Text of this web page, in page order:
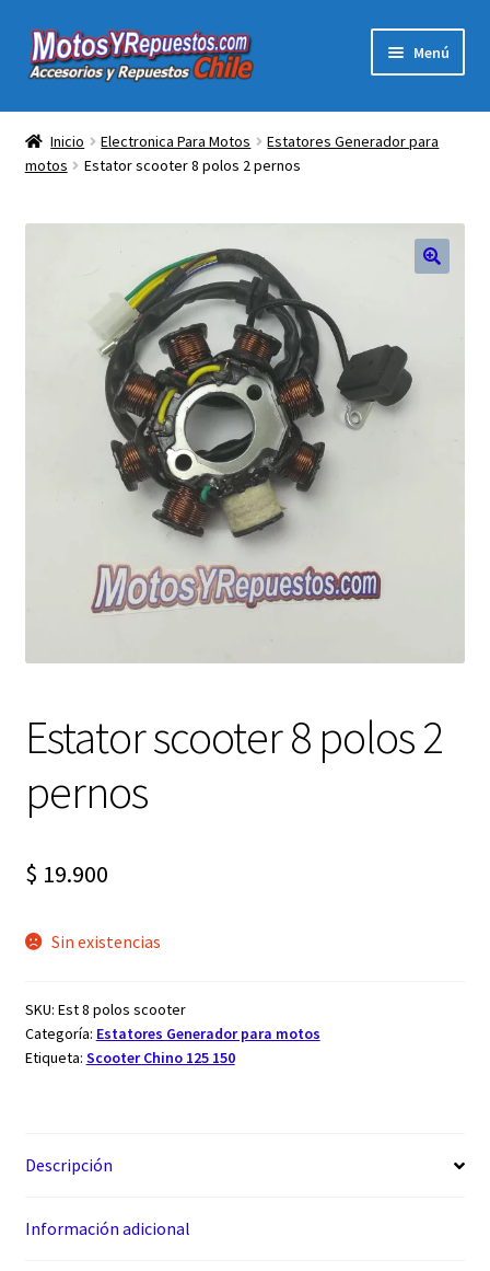
Ir
a
Ir
al
Menú
Acc y Rep Motocross Enduro
Electronica Para Motos
Repuestos Para Motos
Filtros para Motos
Herramientas Para Taller
Ropa para Motociclistas
Tienda Física Motosyrepuestos
FAQ Preguntas Frecuentes
Inicio Electronica Para Motos
Estatores Generador para
motos
Estator scooter 8 polos 2 pernos
Estator scooter 8 polos 2
pernos
$ 19.900
Sin existencias
SKU: Est 8 polos scooter
Categoría: Estatores Generador para motos
Etiqueta: Scooter Chino 125 150
Descripción
Información adicional